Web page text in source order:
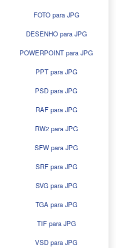
FOTO para JPG
DESENHO para JPG
POWERPOINT para JPG
PPT para JPG
PSD para JPG
RAF para JPG
RW2 para JPG
SFW para JPG
SRF para JPG
SVG para JPG
TGA para JPG
TIF para JPG
VSD para JPG